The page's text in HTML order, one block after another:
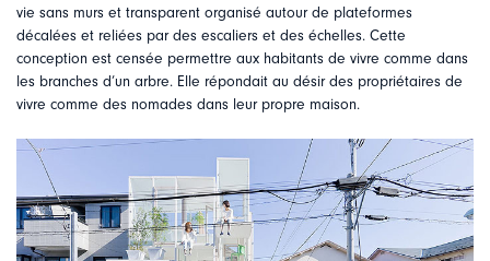
vie sans murs et transparent organisé autour de plateformes
décalées et reliées par des escaliers et des échelles. Cette
conception est censée permettre aux habitants de vivre comme dans
les branches d’un arbre. Elle répondait au désir des propriétaires de
vivre comme des nomades dans leur propre maison.